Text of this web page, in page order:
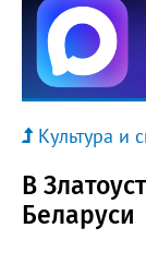
Культура и
В
Беларуси